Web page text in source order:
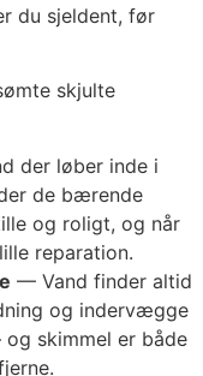
du sjeldent, før
skjulte
der løber inde i
de bærende
og roligt, og når
reparation.
— Vand finder altid
og indervægge
skimmel er både